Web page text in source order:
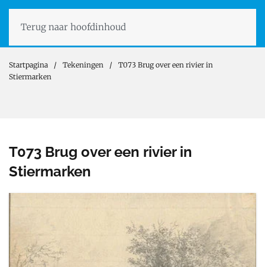
Terug naar hoofdinhoud
Startpagina Tekeningen
T073 Brug over een rivier in
Stiermarken
T073 Brug over een rivier in
Stiermarken